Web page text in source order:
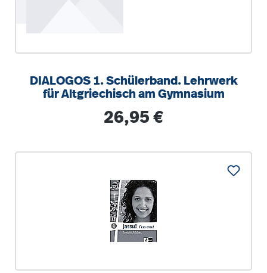
DIALOGOS 1. Schülerband. Lehrwerk
für Altgriechisch am Gymnasium
Regulärer Preis:
26,95 €